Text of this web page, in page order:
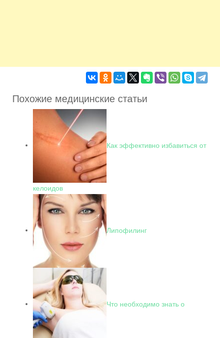
Похожие медицинские статьи
Как эффективно избавиться от
келоидов
Липофилинг
Что необходимо знать о